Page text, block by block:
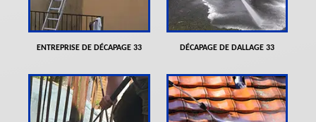
ENTREPRISE DE DÉCAPAGE 33 DÉCAPAGE DE DALLAGE 33